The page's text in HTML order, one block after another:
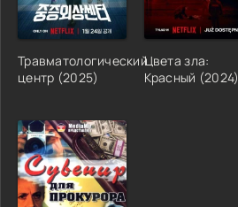
Травматологический
центр (2025)
Цвета зла:
Красный (2024)